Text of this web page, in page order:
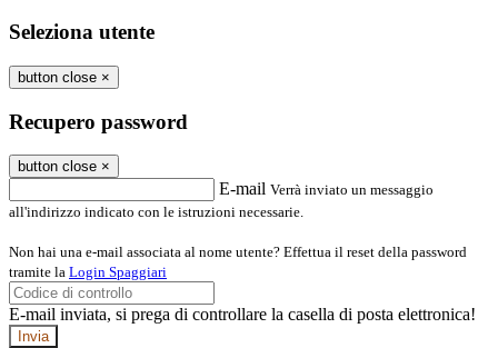
Seleziona utente
button close ×
Recupero password
button close ×
E-mail Verrà inviato un messaggio
all'indirizzo indicato con le istruzioni necessarie.
Non hai una e-mail associata al nome utente? Effettua il reset della password
tramite la Login Spaggiari
E-mail inviata, si prega di controllare la casella di posta elettronica!